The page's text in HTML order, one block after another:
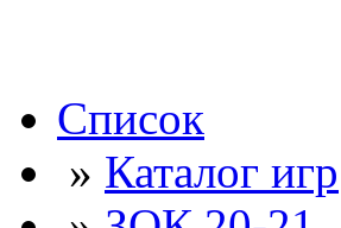
Список
» Каталог игр